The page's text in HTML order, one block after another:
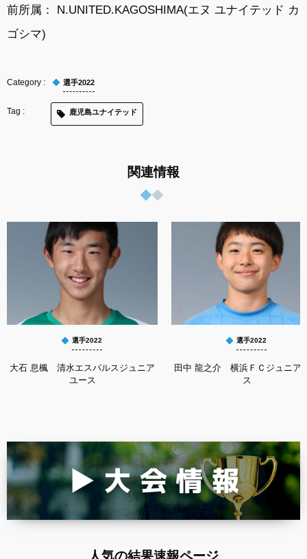
前所属： N.UNITED.KAGOSHIMA(エヌ ユナイテッド カ
ゴシマ)
選手2022
鹿児島ユナイテッド
関連情報
選手2022
大石 息楓 清水エスパルスジュニア
ユース
選手2022
田中 龍之介 横浜ＦＣジュニア
ス
人気の結果速報ページ